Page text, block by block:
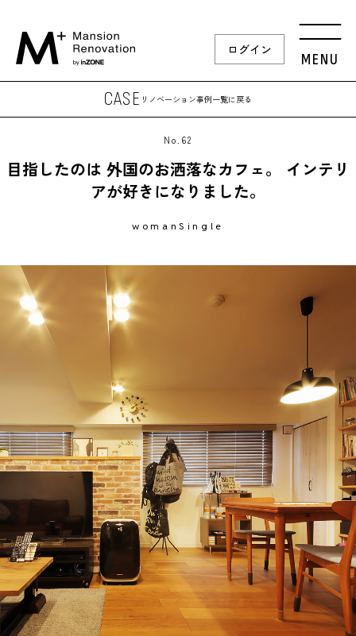
ログイン
MENU
CASE リノベーション事例一覧に戻る
No.62
目指したのは 外国のお洒落なカフェ。 インテリ
アが好きになりました。
womanSingle